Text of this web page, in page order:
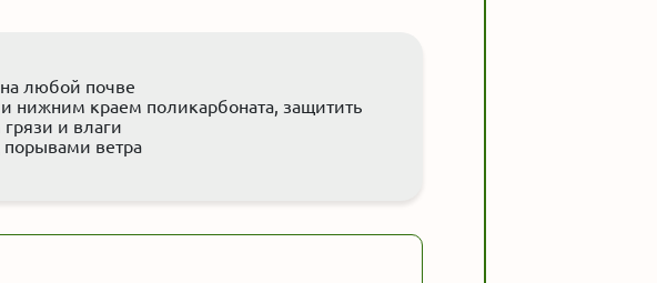
любой почве
и нижним краем поликарбоната, защитить
и влаги
порывами ветра